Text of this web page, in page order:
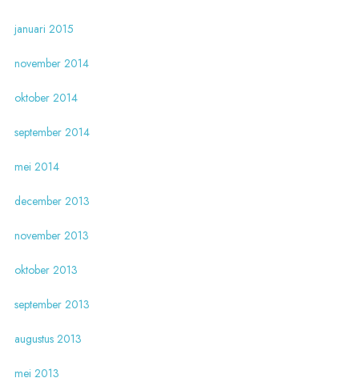
januari 2015
november 2014
oktober 2014
september 2014
mei 2014
december 2013
november 2013
oktober 2013
september 2013
augustus 2013
mei 2013